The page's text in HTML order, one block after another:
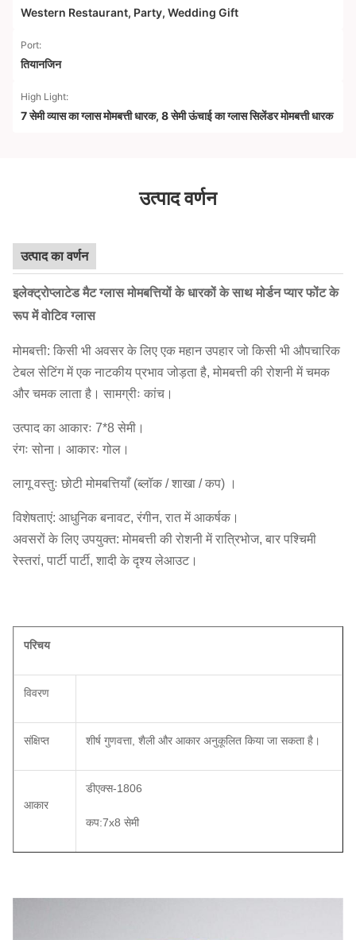
Western Restaurant, Party, Wedding Gift
Port:
तियानजिन
High Light:
7 सेमी व्यास का ग्लास मोमबत्ती धारक, 8 सेमी ऊंचाई का ग्लास सिलेंडर मोमबत्ती धारक
उत्पाद वर्णन
उत्पाद का वर्णन
इलेक्ट्रोप्लाटेड मैट ग्लास मोमबत्तियों के धारकों के साथ मोर्डन प्यार फोंट के
रूप में वोटिव ग्लास
मोमबत्ती: किसी भी अवसर के लिए एक महान उपहार जो किसी भी औपचारिक
टेबल सेटिंग में एक नाटकीय प्रभाव जोड़ता है, मोमबत्ती की रोशनी में चमक
और चमक लाता है। सामग्रीः कांच।
उत्पाद का आकारः 7*8 सेमी।
रंगः सोना। आकारः गोल।
लागू वस्तुः छोटी मोमबत्तियाँ (ब्लॉक / शाखा / कप) ।
विशेषताएं: आधुनिक बनावट, रंगीन, रात में आकर्षक।
अवसरों के लिए उपयुक्त: मोमबत्ती की रोशनी में रात्रिभोज, बार पश्चिमी
रेस्तरां, पार्टी पार्टी, शादी के दृश्य लेआउट।
परिचय
विवरण
संक्षिप्त शीर्ष गुणवत्ता, शैली और आकार अनुकूलित किया जा सकता है।
आकार
डीएक्स-1806
कप:7x8 सेमी